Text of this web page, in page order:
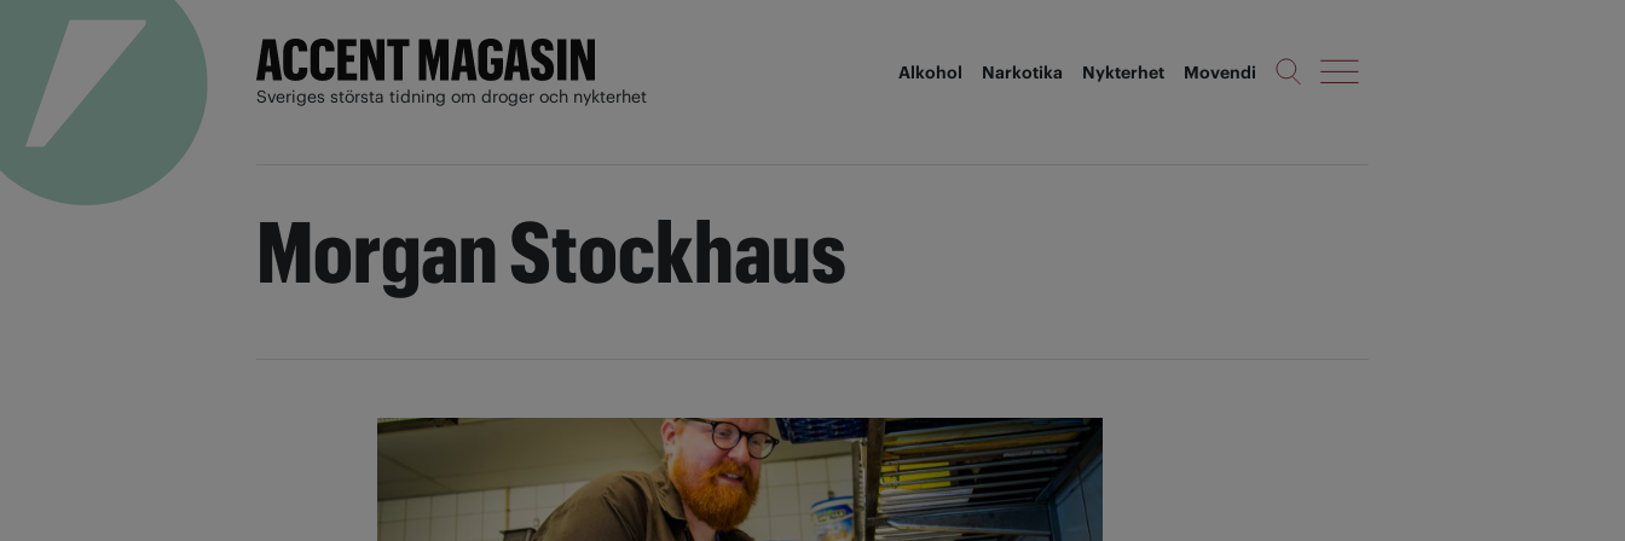
Sveriges största tidning om droger och nykterhet
Alkohol Narkotika Nykterhet Movendi
Morgan Stockhaus